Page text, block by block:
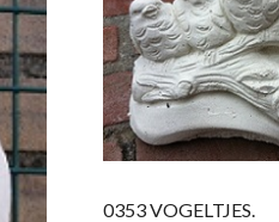
0353 VOGELTJES.